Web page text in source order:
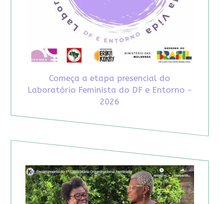
Começa a etapa presencial do
Laboratório Feminista do DF e Entorno -
2026